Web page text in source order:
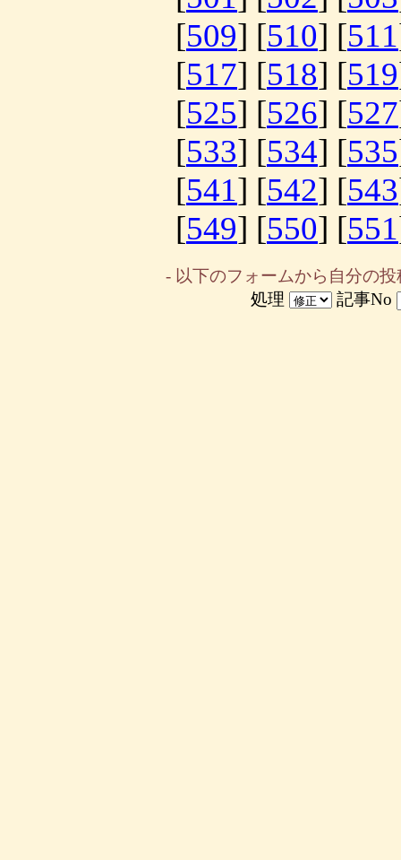
[509] [510] [511
[517] [518] [519
[525] [526] [527
[533] [534] [535
[541] [542] [543
[549] [550] [551
- 以下のフォームから自分の
処理
記事No